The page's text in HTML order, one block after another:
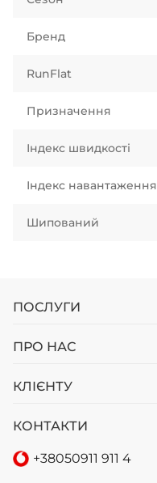
Бренд
RunFlat
Призначення
Індекс швидкості
Індекс навантаження
Шипований
ПОСЛУГИ
ПРО НАС
КЛІЄНТУ
КОНТАКТИ
+38050911 911 4